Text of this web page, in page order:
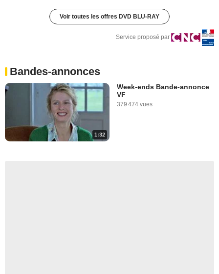
Voir toutes les offres DVD BLU-RAY
Service proposé par
Bandes-annonces
1:32
Week-ends Bande-annonce
VF
379 474 vues